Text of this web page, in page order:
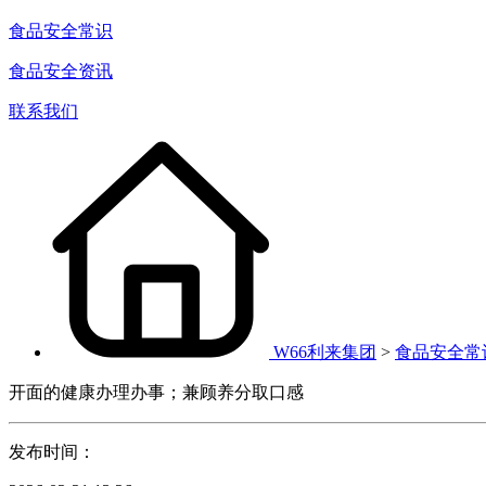
食品安全常识
食品安全资讯
联系我们
W66利来集团 > 食品安全常
开面的健康办理办事；兼顾养分取口感
发布时间：